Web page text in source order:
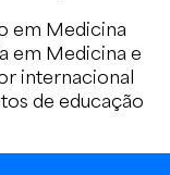
em Medicina
em Medicina e
internacional
de educação